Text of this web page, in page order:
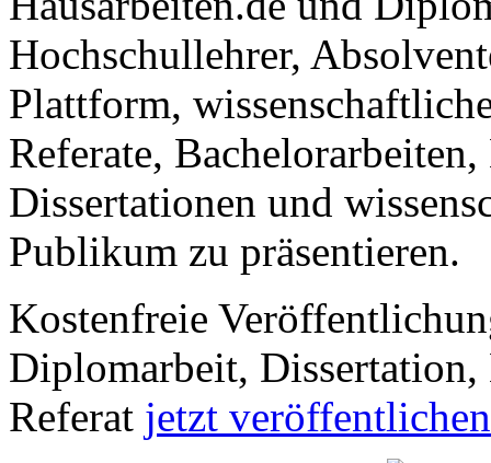
Hochschullehrer,
Plattform,
Referate,
Dissertationen und
Publikum zu präsentieren.
Kostenfreie
Diplomarbeit,
Referat jetzt